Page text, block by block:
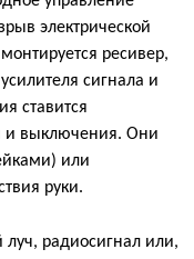
электрической
ресивер,
сигнала и
ставится
и выключения. Они
или
руки.
радиосигнал или,